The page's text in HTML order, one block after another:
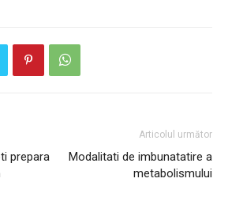
prepara
Articolul următor
Modalitati de imbunatatire a
metabolismului